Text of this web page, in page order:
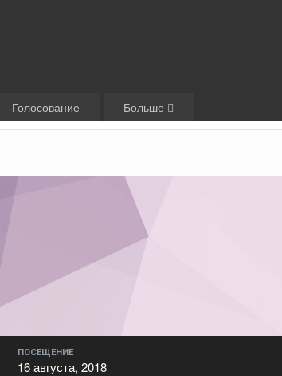
Голосование Больше
ПОСЕЩЕНИЕ
16 августа, 2018